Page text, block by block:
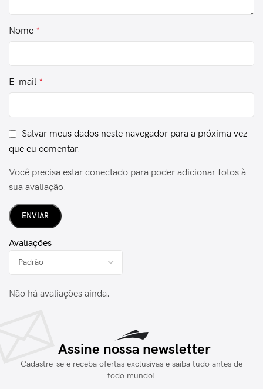
Avaliações
Não há avaliações ainda.
Nome *
E-mail *
Salvar meus dados neste navegador para a próxima vez
que eu comentar.
Você precisa estar conectado para poder adicionar fotos à
sua avaliação.
Assine nossa newsletter
Cadastre-se e receba ofertas exclusivas e saiba tudo antes de
todo mundo!